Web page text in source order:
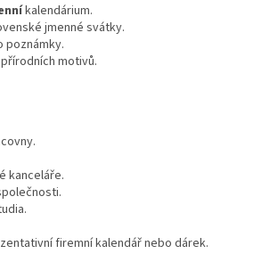
kalendárium.
jmenné svátky.
poznámky.
motivů.
kanceláře.
firemní kalendář nebo dárek.